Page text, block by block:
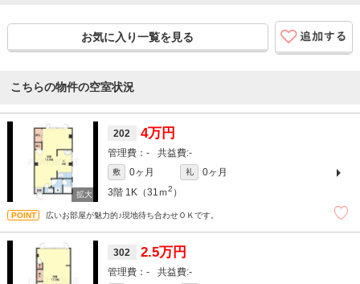
お気に入り一覧を見る
こちらの物件の空室状況
202 4万円
- -
敷 0ヶ月 礼
0ヶ月
3階 1K（31ｍ2 ）
広いお部屋が魅力的♪現地待ち合わせＯＫです。
302 2.5万円
- -